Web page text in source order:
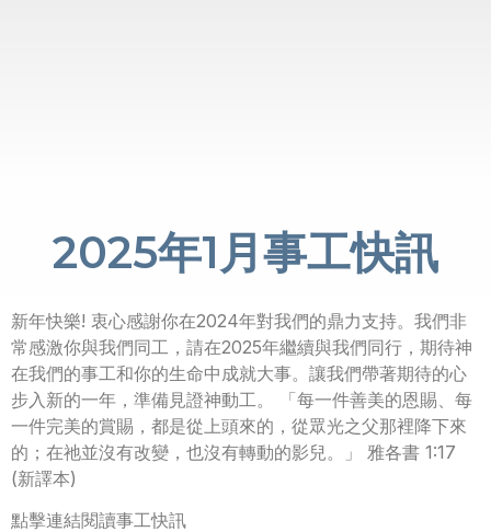
2025年1月事工快訊
新年快樂! 衷心感謝你在2024年對我們的鼎力支持。我們非
常感激你與我們同工，請在2025年繼續與我們同行，期待神
在我們的事工和你的生命中成就大事。讓我們帶著期待的心
步入新的一年，準備見證神動工。 「每一件善美的恩賜、每
一件完美的賞賜，都是從上頭來的，從眾光之父那裡降下來
的；在祂並沒有改變，也沒有轉動的影兒。」 雅各書 1:17
(新譯本)
點擊連結閱讀事工快訊